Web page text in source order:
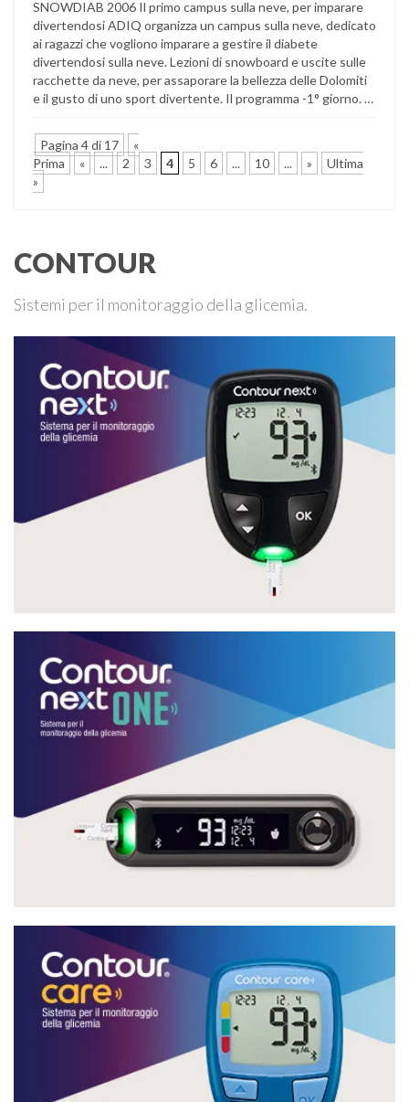
SNOWDIAB 2006 Il primo campus sulla neve, per imparare
divertendosi ADIQ organizza un campus sulla neve, dedicato
ai ragazzi che vogliono imparare a gestire il diabete
divertendosi sulla neve. Lezioni di snowboard e uscite sulle
racchette da neve, per assaporare la bellezza delle Dolomiti
e il gusto di uno sport divertente. Il programma -1° giorno. …
Pagina 4 di 17
«
Prima
« ... 2 3 4 5 6 ... 10 ... »
Ultima
»
CONTOUR
Sistemi per il monitoraggio della glicemia.